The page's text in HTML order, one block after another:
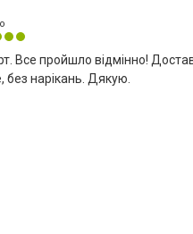
пройшло відмінно!
нарікань. Дякую.